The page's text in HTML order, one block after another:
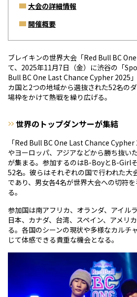
大会の詳細情報
開催概要
ブレイキンの世界大会「Red Bull BC
て、2025年11月7日（金）に渋谷の「
Bull BC One Last Chance Cypher 2025
カ国と2つの地域から選抜された52名の
場枠をかけて熱戦を繰り広げる。
世界のトップダンサーが集結
「Red Bull BC One Last Chance
やヨーロッパ、アジアなどから勝ち抜い
が集まる。参加するのはB-BoyとB-Girl
52名。彼らはそれぞれの国で行われた大
であり、男女各4名が世界大会への切符
る。
参加国は南アフリカ、オランダ、アイル
日本、カナダ、台湾、スペイン、アメリ
る。各国のシーンの現状や多様なカルチ
じて体感できる貴重な機会となる。